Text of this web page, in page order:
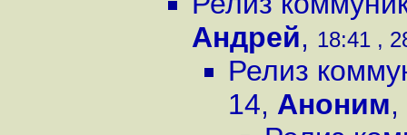
Андрей, 18:41 ,
Релиз
14, Аноним,